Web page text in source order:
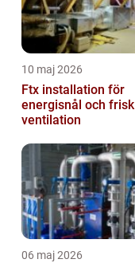
10 maj 2026
Ftx installation för
energisnål och frisk
ventilation
06 maj 2026